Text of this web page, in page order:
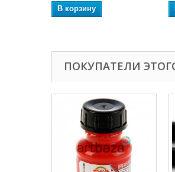
В корзину
ПОКУПАТЕЛИ